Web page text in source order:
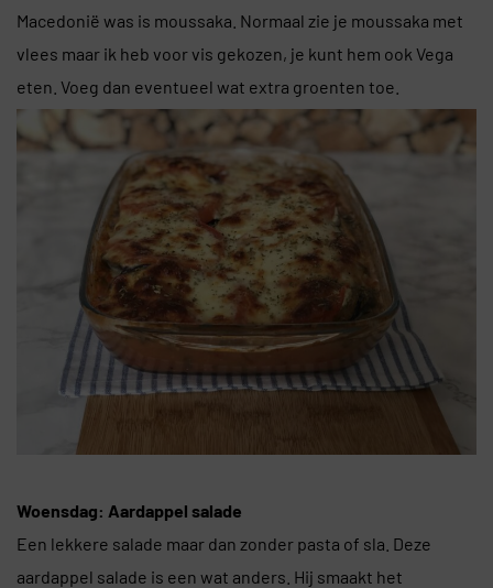
Macedonië was is moussaka. Normaal zie je moussaka met
vlees maar ik heb voor vis gekozen, je kunt hem ook Vega
eten. Voeg dan eventueel wat extra groenten toe.
Woensdag: Aardappel salade
Een lekkere salade maar dan zonder pasta of sla. Deze
aardappel salade is een wat anders. Hij smaakt het